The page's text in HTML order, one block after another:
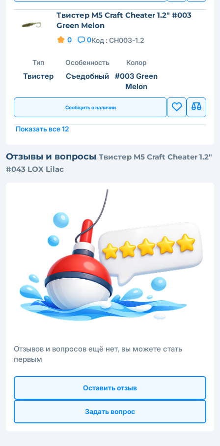
Твистер M5 Craft Cheater 1.2" #003
Green Melon
0 0Код : CH003-1.2
Тип
Твистер
Особенность
Съедобный
Колор
#003 Green
Melon
Сообщить о наличии
Показать все 12
Отзывы и вопросы Твистер M5 Craft Cheater 1.2"
#043 LOX Lilac
Отзывов и вопросов ещё нет, вы можете стать
первым
Оставить отзыв
Задать вопрос